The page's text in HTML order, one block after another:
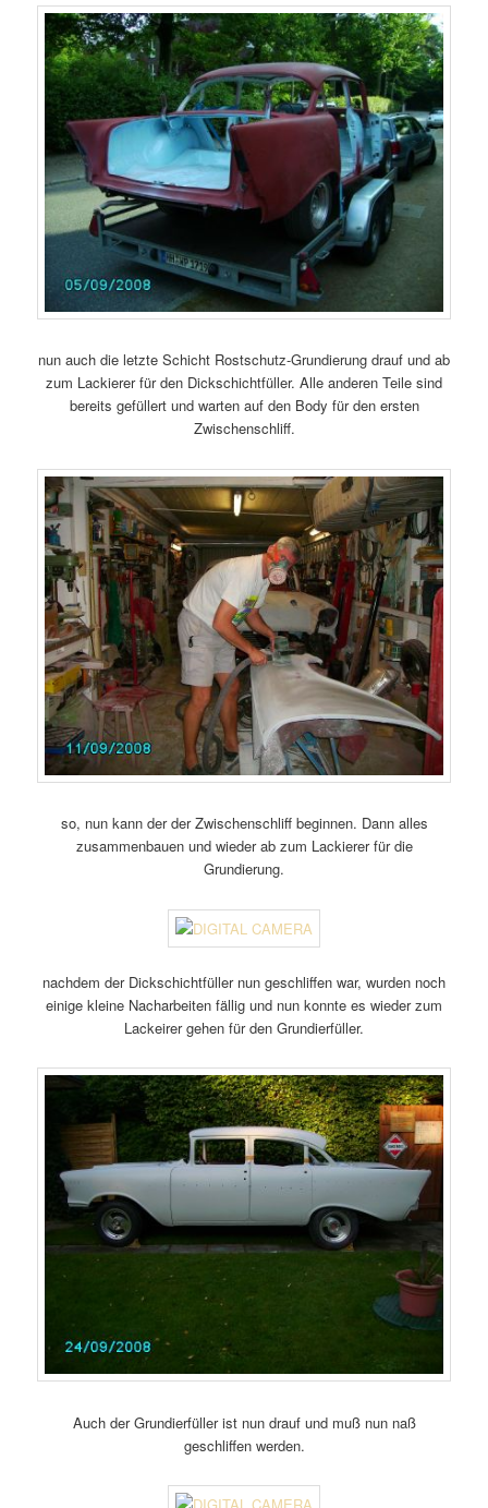
nun auch die letzte Schicht Rostschutz-Grundierung drauf und ab
zum Lackierer für den Dickschichtfüller. Alle anderen Teile sind
bereits gefüllert und warten auf den Body für den ersten
Zwischenschliff.
so, nun kann der der Zwischenschliff beginnen. Dann alles
zusammenbauen und wieder ab zum Lackierer für die
Grundierung.
nachdem der Dickschichtfüller nun geschliffen war, wurden noch
einige kleine Nacharbeiten fällig und nun konnte es wieder zum
Lackeirer gehen für den Grundierfüller.
Auch der Grundierfüller ist nun drauf und muß nun naß
geschliffen werden.